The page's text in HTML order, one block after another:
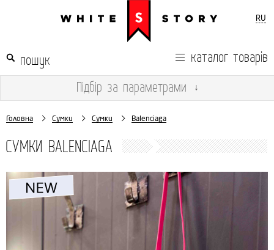
RU
каталог товарів
Підбір за параметрами ↓
Головна Сумки Сумки Balenciaga
СУМКИ BALENCIAGA